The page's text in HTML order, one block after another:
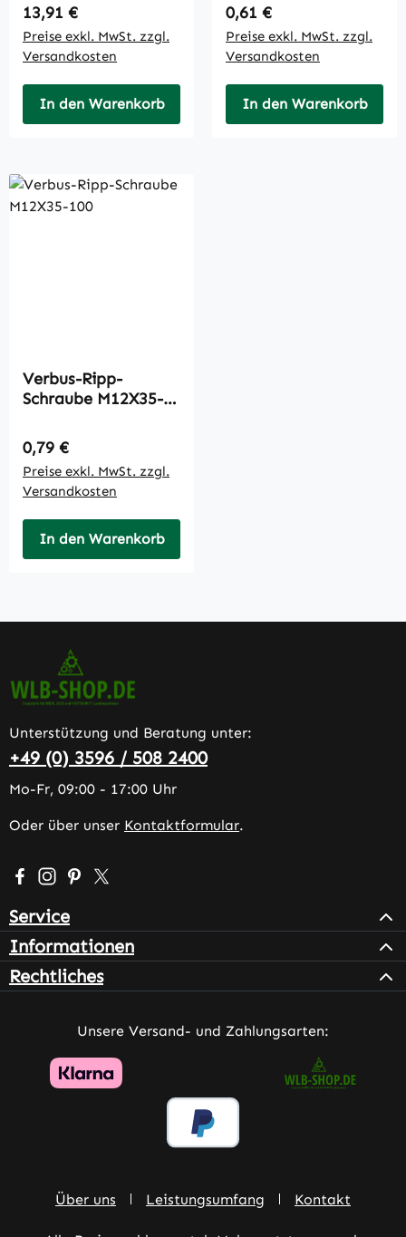
Regulärer Preis:
13,91 €
Preise exkl. MwSt. zzgl.
Versandkosten
In den Warenkorb
Regulärer Preis:
0,61 €
Preise exkl. MwSt. zzgl.
Versandkosten
In den Warenkorb
Verbus-Ripp-
Schraube M12X35-
Regulärer Preis:
0,79 €
Preise exkl. MwSt. zzgl.
Versandkosten
In den Warenkorb
Unterstützung und Beratung unter:
+49 (0) 3596 / 508 2400
Mo-Fr, 09:00 - 17:00 Uhr
Oder über unser Kontaktformular.
Besuche uns auf Facebook – öffnet in neuem Tab
Schau auf Instagram vorbei – öffnet in neuem Tab
Lass dich auf Pinterest inspirieren – öffnet in
Folge uns auf X – öffnet in neuem Tab
Service
Informationen
Rechtliches
Unsere Versand- und Zahlungsarten:
Über uns Leistungsumfang Kontakt